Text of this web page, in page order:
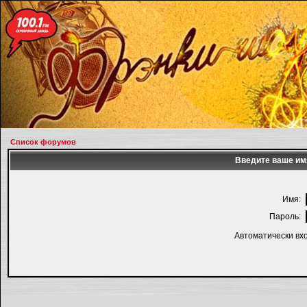
Список форумов
Введите ваше
Имя:
Пароль:
Автоматически